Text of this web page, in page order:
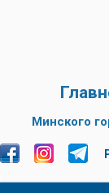
Минского